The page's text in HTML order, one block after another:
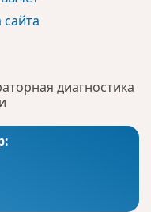
диагностика
сайта